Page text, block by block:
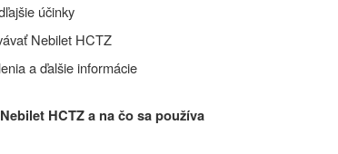
účinky
Nebilet HCTZ
a ďalšie informácie
HCTZ a na čo sa používa